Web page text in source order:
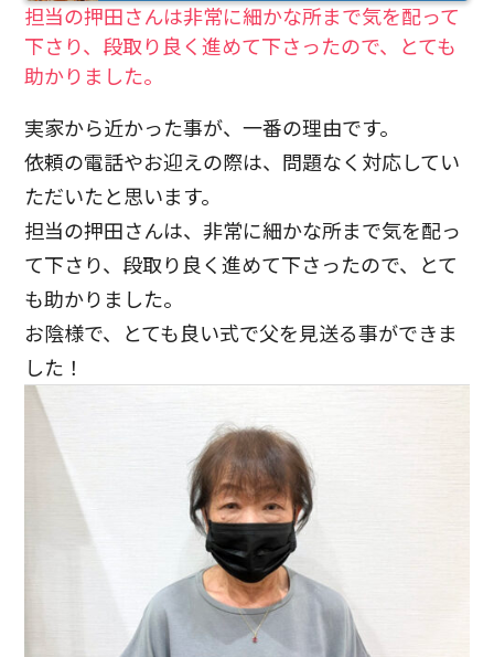
担当の押田さんは非常に細かな所まで気を配って
下さり、段取り良く進めて下さったので、とても
助かりました。
実家から近かった事が、一番の理由です。
依頼の電話やお迎えの際は、問題なく対応してい
ただいたと思います。
担当の押田さんは、非常に細かな所まで気を配っ
て下さり、段取り良く進めて下さったので、とて
も助かりました。
お陰様で、とても良い式で父を見送る事ができま
した！